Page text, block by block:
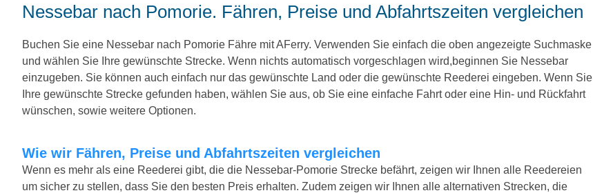
Nessebar nach Pomorie. Fähren, Preise und Abfahrtszeiten vergleichen
Buchen Sie eine Nessebar nach Pomorie Fähre mit AFerry. Verwenden Sie einfach die oben angezeigte Suchmaske
und wählen Sie Ihre gewünschte Strecke. Wenn nichts automatisch vorgeschlagen wird,beginnen Sie Nessebar
einzugeben. Sie können auch einfach nur das gewünschte Land oder die gewünschte Reederei eingeben. Wenn Sie
Ihre gewünschte Strecke gefunden haben, wählen Sie aus, ob Sie eine einfache Fahrt oder eine Hin- und Rückfahrt
wünschen, sowie weitere Optionen.
Wie wir Fähren, Preise und Abfahrtszeiten vergleichen
Wenn es mehr als eine Reederei gibt, die die Nessebar-Pomorie Strecke befährt, zeigen wir Ihnen alle Reedereien
um sicher zu stellen, dass Sie den besten Preis erhalten. Zudem zeigen wir Ihnen alle alternativen Strecken, die